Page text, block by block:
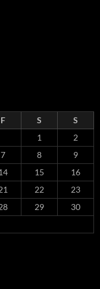
F S
S
1
2
7 8
9
15
16
22
23
29
30